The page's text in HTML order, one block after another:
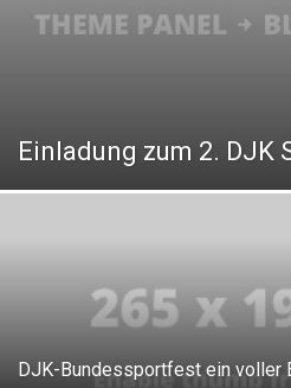
Einladung zum 2. DJK
DJK-Bundessportfest ein voller